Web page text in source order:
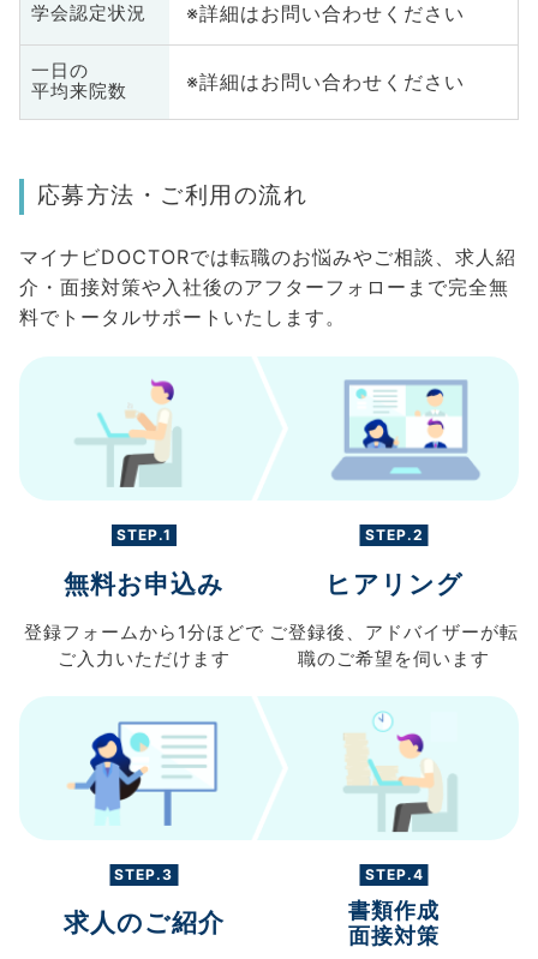
学会認定状況 ※詳細はお問い合わせください
一日の
平均来院数
※詳細はお問い合わせください
応募方法・ご利用の流れ
マイナビDOCTORでは転職のお悩みやご相談、求人紹
介・面接対策や入社後のアフターフォローまで完全無
料でトータルサポートいたします。
STEP.1
無料お申込み
登録フォームから 1分ほどで
ご入力 いただけます
STEP.2
ヒアリング
ご登録後、 アドバイザーが転
職のご希望を伺います
STEP.3
求人のご紹介
STEP.4
書類作成
面接対策